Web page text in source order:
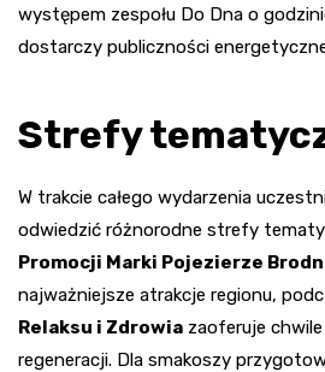
występem zespołu Do Dna o
dostarczy publiczności
Strefy
W trakcie całego wydarzenia
odwiedzić różnorodne strefy
Promocji Marki Pojezierze
najważniejsze atrakcje regionu,
Relaksu i Zdrowia zaoferuje
regeneracji. Dla smakoszy